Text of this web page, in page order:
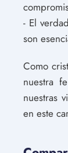
- El
son
Como
nuestra
nuestras
en este